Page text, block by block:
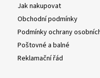
Jak nakupovat
Obchodní podmínky
Podmínky ochrany
Poštovné a balné
Reklamační řád